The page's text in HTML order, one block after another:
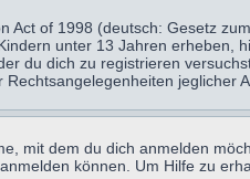
Act of 1998 (deutsch: Gesetz
unter 13 Jahren
du dich zu registrieren
jeglicher
mit dem du dich anmelden
können. Um Hilfe zu